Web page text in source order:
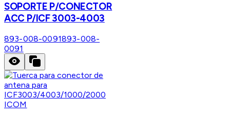
SOPORTE P/CONECTOR
ACC P/ICF 3003-4003
893-008-0091893-008-
0091
ICOM